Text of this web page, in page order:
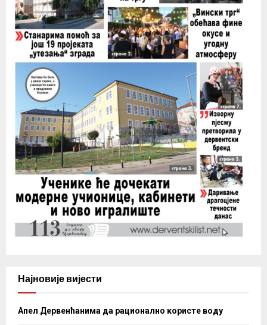
Најновије вијести
Апел Дервенћанима да рационално користе воду